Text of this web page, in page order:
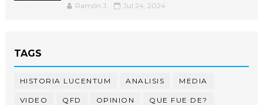
Ramón J. Jul 24, 2024
TAGS
HISTORIA LUCENTUM ANALISIS MEDIA
VIDEO QFD OPINION QUE FUE DE?